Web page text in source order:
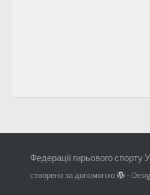
Федерації гирьового спорту
створено за допомогою -